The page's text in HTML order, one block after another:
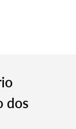
dos